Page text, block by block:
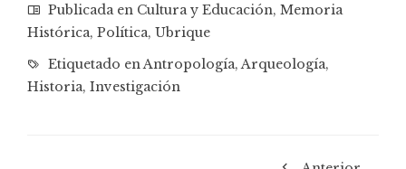
Publicada en Cultura y Educación, Memoria
Histórica, Política, Ubrique
Etiquetado enAntropología,Arqueología,
Historia, Investigación